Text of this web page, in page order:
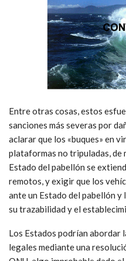
ribereños y los Estados del
de las Naciones Unidas
establecer leyes y
obligaciones derivadas de
y la rendición de cuentas.
sanciones más severas por
aclarar que los «buques» en